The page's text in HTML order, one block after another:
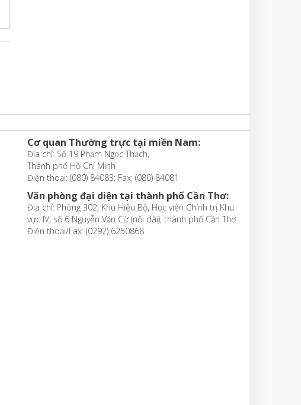
Cơ quan Thường trực tại miền Nam:
Địa chỉ: Số 19 Phạm Ngọc Thạch,
Thành phố Hồ Chí Minh
Điện thoại: (080) 84083; Fax: (080) 84081
Văn phòng đại diện tại thành phố Cần Thơ:
Địa chỉ: Phòng 302, Khu Hiệu Bộ, Học viện Chính trị Khu
vực IV, số 6 Nguyễn Văn Cừ (nối dài), thành phố Cần Thơ
Điện thoại/Fax: (0292) 6250868